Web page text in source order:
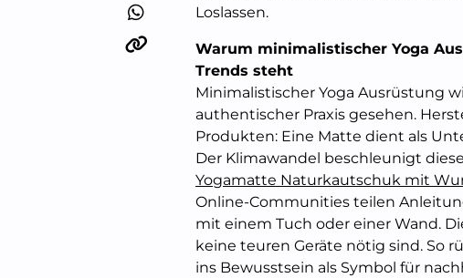
Loslassen.
Warum minimalistischer Yoga
Trends steht
Minimalistischer Yoga Ausrüstung
authentischer Praxis gesehen.
Produkten: Eine Matte dient als
Der Klimawandel beschleunigt
Yogamatte Naturkautschuk mit
Online-Communities teilen
mit einem Tuch oder einer Wand.
keine teuren Geräte nötig sind. So
ins Bewusstsein als Symbol für